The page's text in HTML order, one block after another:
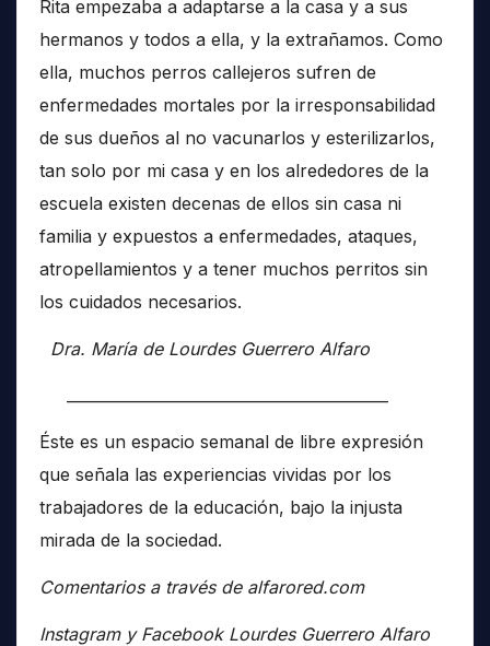
Rita empezaba a adaptarse a la casa y a sus
hermanos y todos a ella, y la extrañamos. Como
ella, muchos perros callejeros sufren de
enfermedades mortales por la irresponsabilidad
de sus dueños al no vacunarlos y esterilizarlos,
tan solo por mi casa y en los alrededores de la
escuela existen decenas de ellos sin casa ni
familia y expuestos a enfermedades, ataques,
atropellamientos y a tener muchos perritos sin
los cuidados necesarios.
Dra. María de Lourdes Guerrero Alfaro
Éste es un espacio semanal de libre expresión
que señala las experiencias vividas por los
trabajadores de la educación, bajo la injusta
mirada de la sociedad.
Comentarios a través de alfarored.com
Instagram y Facebook Lourdes Guerrero Alfaro